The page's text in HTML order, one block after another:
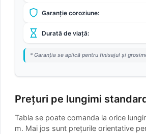
Garanție coroziune:
Durată de viață:
* Garanția se aplică pentru finisajul și
Prețuri pe lungimi
Tabla se poate comanda la orice
m. Mai jos sunt prețurile orientative